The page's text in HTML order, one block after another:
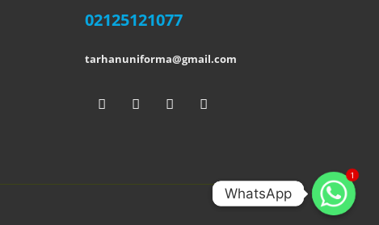
02125121077
tarhanuniforma@gmail.com
1
WhatsApp
WhatsApp